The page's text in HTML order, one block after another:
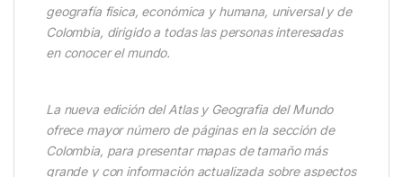
geografía física, económica y humana, universal y de
Colombia, dirigido a todas las personas interesadas
en conocer el mundo.
La nueva edición del Atlas y Geografia del Mundo
ofrece mayor número de páginas en la sección de
Colombia, para presentar mapas de tamaño más
grande y con información actualizada sobre aspectos